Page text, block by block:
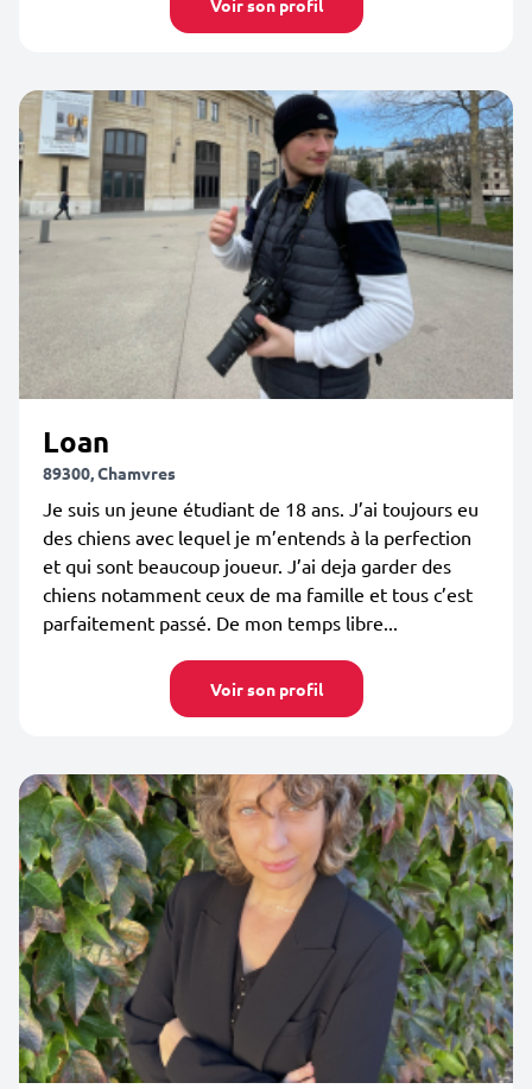
Voir son profil
Loan
89300, Chamvres
Je suis un jeune étudiant de 18 ans. J’ai toujours eu
des chiens avec lequel je m’entends à la perfection
et qui sont beaucoup joueur. J’ai deja garder des
chiens notamment ceux de ma famille et tous c’est
parfaitement passé. De mon temps libre...
Voir son profil